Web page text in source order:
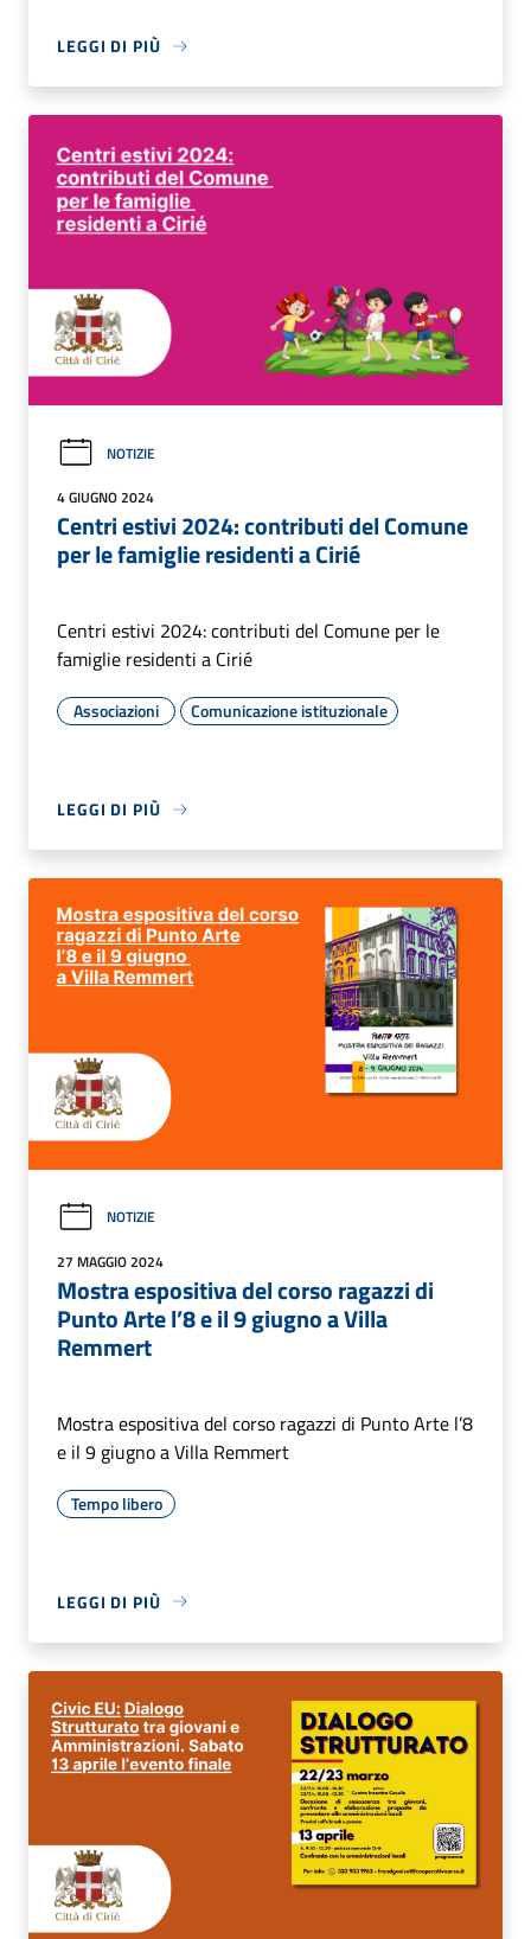
LEGGI DI PIÙ
NOTIZIE
4 GIUGNO 2024
Centri estivi 2024: contributi del Comune
per le famiglie residenti a Cirié
Centri estivi 2024: contributi del Comune per le
famiglie residenti a Cirié
Associazioni Comunicazione istituzionale
LEGGI DI PIÙ
NOTIZIE
27 MAGGIO 2024
Mostra espositiva del corso ragazzi di
Punto Arte l’8 e il 9 giugno a Villa
Remmert
Mostra espositiva del corso ragazzi di Punto Arte l’8
e il 9 giugno a Villa Remmert
Tempo libero
LEGGI DI PIÙ